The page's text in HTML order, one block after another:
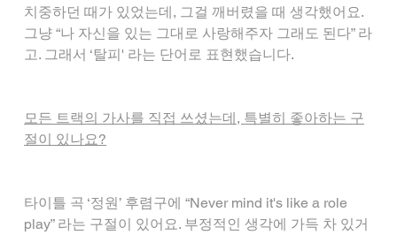
치중하던 때가 있었는데, 그걸 깨버렸을 때 생각했어요.
그냥 “나 자신을 있는 그대로 사랑해주자 그래도 된다” 라
고. 그래서 ‘탈피' 라는 단어로 표현했습니다.
모든 트랙의 가사를 직접 쓰셨는데, 특별히 좋아하는 구
절이 있나요?
타이틀 곡 ‘정원’ 후렴구에 “Never mind it's like a role
play” 라는 구절이 있어요. 부정적인 생각에 가득 차 있거